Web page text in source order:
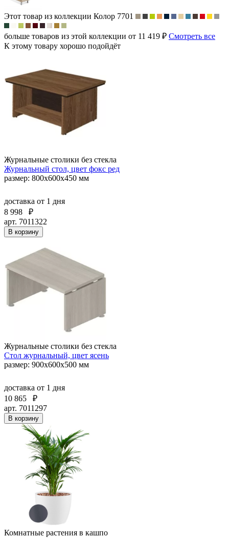
Этот товар из коллекции Колор 7701
больше товаров из этой коллекции от 11 419 ₽ Смотреть все
К этому товару хорошо подойдёт
Журнальные столики без стекла
Журнальный стол, цвет фокс ред
размер: 800х600х450 мм
доставка от 1 дня
8 998
₽
арт. 7011322
В корзину
Журнальные столики без стекла
Стол журнальный, цвет ясень
размер: 900x600x500 мм
доставка от 1 дня
10 865
₽
арт. 7011297
В корзину
Комнатные растения в кашпо